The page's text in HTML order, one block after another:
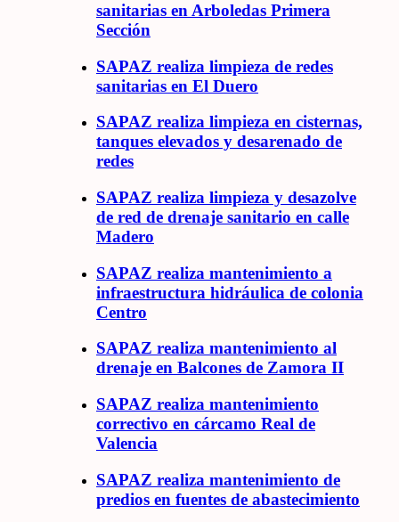
sanitarias en Arboledas Primera
Sección
SAPAZ realiza limpieza de redes
sanitarias en El Duero
SAPAZ realiza limpieza en cisternas,
tanques elevados y desarenado de
redes
SAPAZ realiza limpieza y desazolve
de red de drenaje sanitario en calle
Madero
SAPAZ realiza mantenimiento a
infraestructura hidráulica de colonia
Centro
SAPAZ realiza mantenimiento al
drenaje en Balcones de Zamora II
SAPAZ realiza mantenimiento
correctivo en cárcamo Real de
Valencia
SAPAZ realiza mantenimiento de
predios en fuentes de abastecimiento